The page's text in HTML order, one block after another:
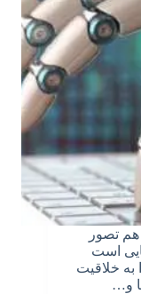
هم تصور
است
به خلاقیت
و…